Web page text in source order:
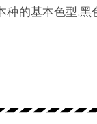
的基本色型,黑